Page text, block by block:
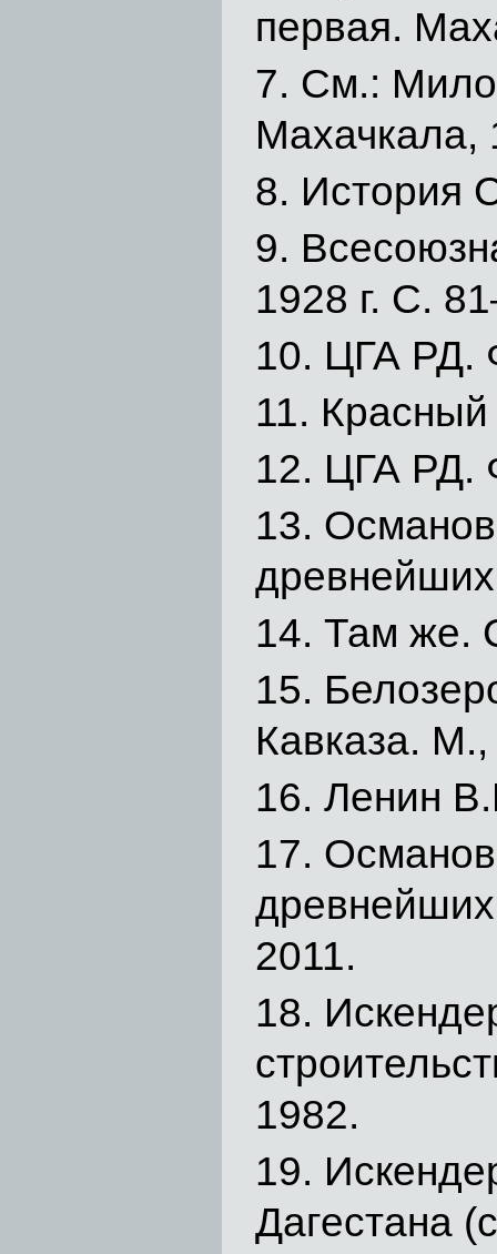
первая.
См.:
Махачкала,
История
1928 г. С.
ЦГА РД.
ЦГА РД.
Там же.
Кавказа.
Ленин
2011.
1982.
Дагестана